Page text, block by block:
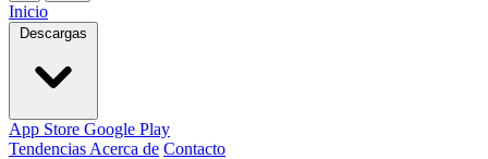
Inicio
Descargas
App Store Google Play
Tendencias Acerca de Contacto